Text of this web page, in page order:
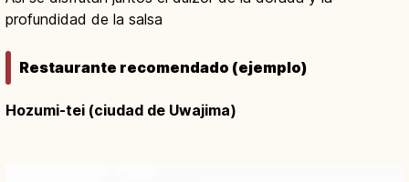
profundidad de la salsa
Restaurante recomendado (ejemplo)
Hozumi-tei (ciudad de Uwajima)